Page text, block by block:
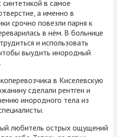
в самое
а именно в
срочно повезли парня к
в нём. В больнице
и использовать
выудить инородный
в Киселевскую
сделали рентген и
инородного тела из
любитель острых ощущений